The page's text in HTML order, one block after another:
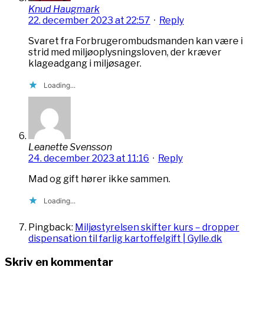
Knud Haugmark
22. december 2023 at 22:57 · Reply
Svaret fra Forbrugerombudsmanden kan være i
strid med miljøoplysningsloven, der kræver
klageadgang i miljøsager.
Loading...
Leanette Svensson
24. december 2023 at 11:16 · Reply
Mad og gift hører ikke sammen.
Loading...
Pingback: Miljøstyrelsen skifter kurs – dropper
dispensation til farlig kartoffelgift | Gylle.dk
Skriv en kommentar